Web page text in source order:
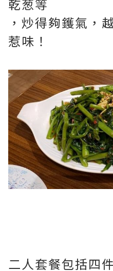
乾葱等
，炒得夠鑊氣，
惹味！
二人套餐包括四